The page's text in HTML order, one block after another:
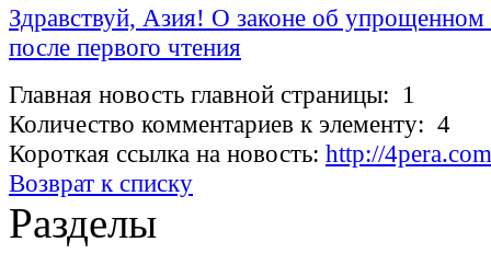
Здравствуй, Азия! О законе об упрощенном
после первого чтения
Главная новость главной страницы: 1
Количество комментариев к элементу: 4
Короткая ссылка на новость: http://
Возврат к списку
Разделы